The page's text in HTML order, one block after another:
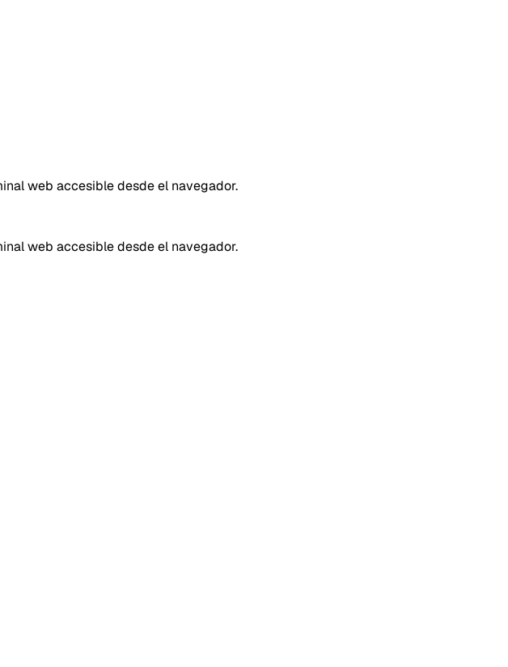
web accesible desde el navegador.
web accesible desde el navegador.